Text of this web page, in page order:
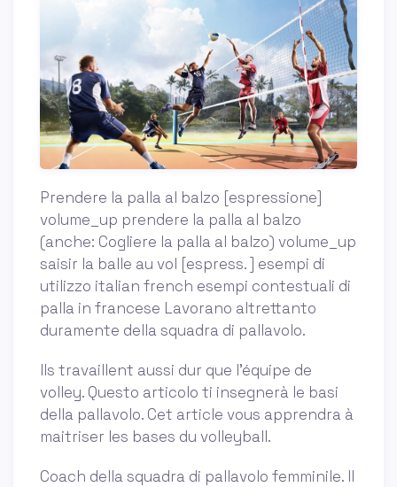
Prendere la palla al balzo [espressione]
volume_up prendere la palla al balzo
(anche: Cogliere la palla al balzo) volume_up
saisir la balle au vol [espress. ] esempi di
utilizzo italian french esempi contestuali di
palla in francese Lavorano altrettanto
duramente della squadra di pallavolo.
Ils travaillent aussi dur que l'équipe de
volley. Questo articolo ti insegnerà le basi
della pallavolo. Cet article vous apprendra à
maitriser les bases du volleyball.
Coach della squadra di pallavolo femminile. Il